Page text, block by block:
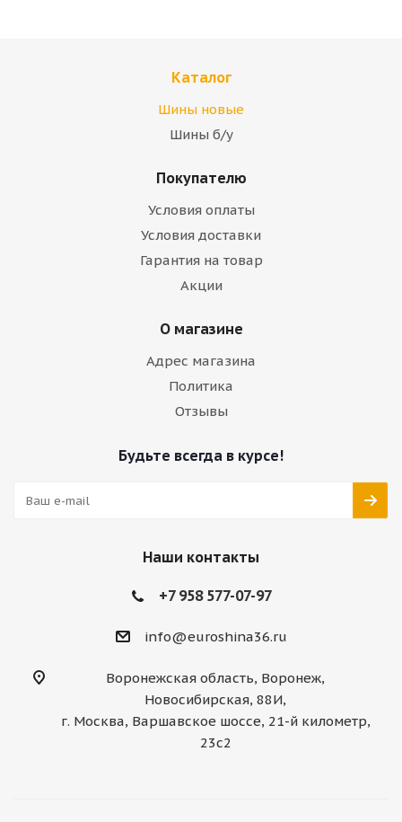
Каталог
Шины новые
Шины б/у
Покупателю
Условия оплаты
Условия доставки
Гарантия на товар
Акции
О магазине
Адрес магазина
Политика
Отзывы
Будьте всегда в курсе!
Наши контакты
+7 958 577-07-97
info@euroshina36.ru
Воронежская область, Воронеж,
Новосибирская, 88И,
г. Москва, Варшавское шоссе, 21-й километр,
23с2